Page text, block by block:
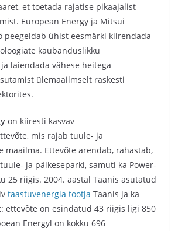
et toetada rajatise pikaajalist
European Energy ja Mitsui
peegeldab ühist eesmärki kiirendada
kaubanduslikku
laiendada vähese heitega
ülemaailmselt raskesti
on kiiresti kasvav
mis rajab tuule- ja
maailma. Ettevõte arendab, rahastab,
ja päikeseparki, samuti ka Power-
25 riigis. 2004. aastal Taanis asutatud
taastuvenergia tootja Taanis ja ka
ettevõte on esindatud 43 riigis ligi 850
Energyl on kokku 696